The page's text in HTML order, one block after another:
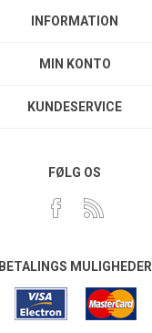
INFORMATION
MIN KONTO
KUNDESERVICE
FØLG OS
BETALINGS MULIGHEDER